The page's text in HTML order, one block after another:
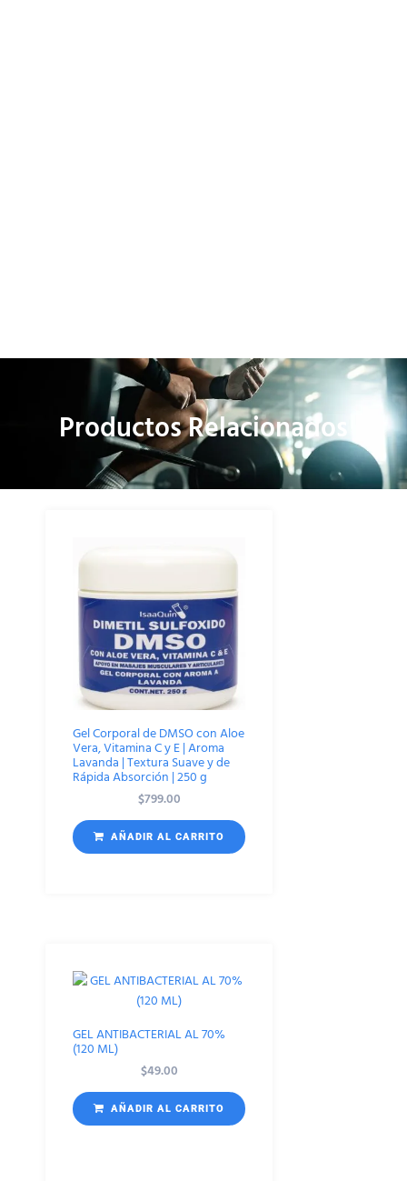
Productos Relacionados
Gel Corporal de DMSO con Aloe
Vera, Vitamina C y E | Aroma
Lavanda | Textura Suave y de
Rápida Absorción | 250 g
$799.00
AÑADIR AL CARRITO
GEL ANTIBACTERIAL AL 70%
(120 ML)
$49.00
AÑADIR AL CARRITO